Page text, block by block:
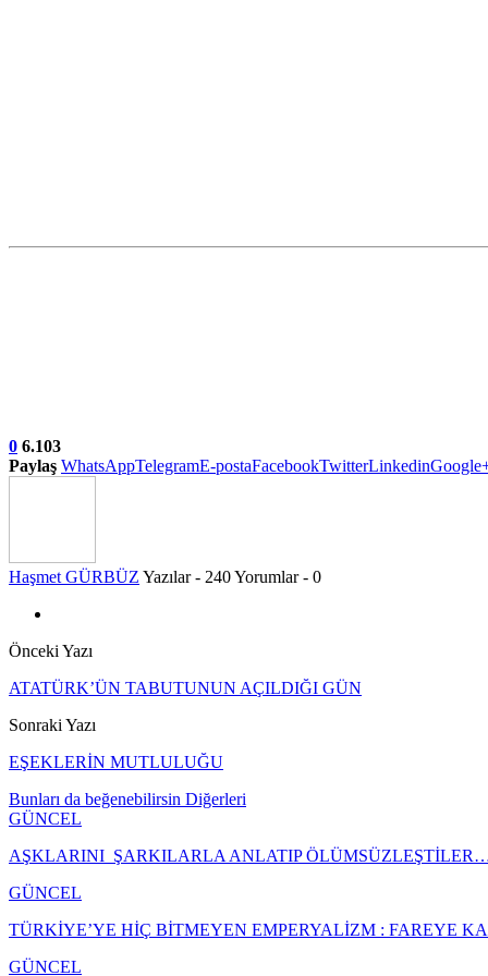
0 6.103
Paylaş WhatsAppTelegramE-postaFacebookTwitterLinkedin
Haşmet GÜRBÜZ Yazılar - 240Yorumlar - 0
Önceki Yazı
ATATÜRK’ÜN TABUTUNUN AÇILDIĞI GÜN
Sonraki Yazı
EŞEKLERİN MUTLULUĞU
Bunları da beğenebilirsin Diğerleri
GÜNCEL
AŞKLARINI ŞARKILARLA ANLATIP
GÜNCEL
TÜRKİYE’YE HİÇ BİTMEYEN EMPERYALİZM : FAREYE
GÜNCEL